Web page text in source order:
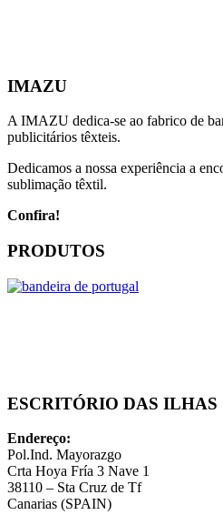
IMAZU
A IMAZU dedica-se ao fabrico de
publicitários têxteis.
Dedicamos a nossa experiência a
sublimação têxtil.
Confira!
PRODUTOS
ESCRITÓRIO DAS ILHAS
Endereço:
Pol.Ind. Mayorazgo
Crta Hoya Fría 3 Nave 1
38110 – Sta Cruz de Tf
Canarias (SPAIN)